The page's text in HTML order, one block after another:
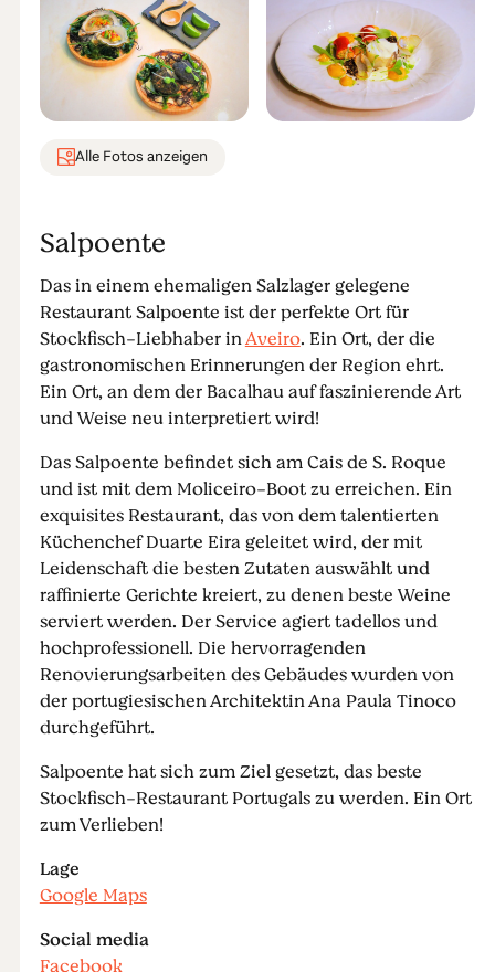
Alle Fotos anzeigen
Salpoente
Das in einem ehemaligen Salzlager gelegene
Restaurant Salpoente ist der perfekte Ort für
Stockfisch-Liebhaber inAveiro. Ein Ort, der die
gastronomischen Erinnerungen der Region ehrt.
Ein Ort, an dem der Bacalhau auf faszinierende Art
und Weise neu interpretiert wird!
Das Salpoente befindet sich am Cais de S. Roque
und ist mit dem Moliceiro-Boot zu erreichen. Ein
exquisites Restaurant, das von dem talentierten
Küchenchef Duarte Eira geleitet wird, der mit
Leidenschaft die besten Zutaten auswählt und
raffinierte Gerichte kreiert, zu denen beste Weine
serviert werden. Der Service agiert tadellos und
hochprofessionell. Die hervorragenden
Renovierungsarbeiten des Gebäudes wurden von
der portugiesischen Architektin Ana Paula Tinoco
durchgeführt.
Salpoente hat sich zum Ziel gesetzt, das beste
Stockfisch-Restaurant Portugals zu werden. Ein Ort
zum Verlieben!
Lage
Google Maps
Social media